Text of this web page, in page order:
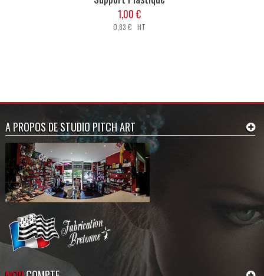
1,00 €
0,83 € HT
A PROPOS DE STUDIO PITCH ART